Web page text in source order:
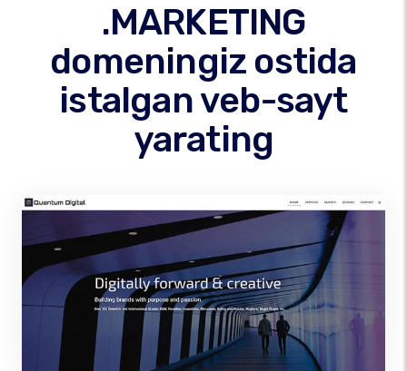
.MARKETING
domeningiz ostida
istalgan veb-sayt
yarating